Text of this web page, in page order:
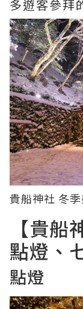
多遊客參拜
貴船神社 冬
【貴船
點燈、
點燈